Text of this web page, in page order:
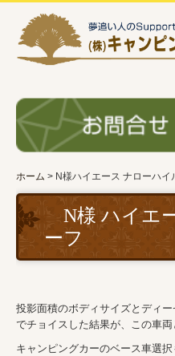
ホーム
自社製オリジナル
ポップ・コン開発の過程
他社製キャンピングカー
販売が終了したモデル
イベント・NEWS
イベント情報
ホーム N様ハイエース ナローハイ
N様 ハイエ
ーフ
投影面積のボディサイズとディ
でチョイスした結果が、この車両
キャンピングカーのベース車選